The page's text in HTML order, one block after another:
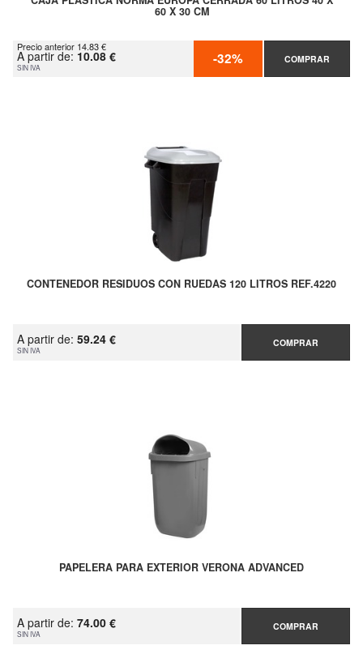
60 X 30 CM
Precio anterior 14.83 €
A partir de: 10.08 €
SIN IVA -32% COMPRAR
CONTENEDOR RESIDUOS CON RUEDAS 120 LITROS REF.4220
A partir de: 59.24 €
SIN IVA
COMPRAR
PAPELERA PARA EXTERIOR VERONA ADVANCED
A partir de: 74.00 €
SIN IVA
COMPRAR